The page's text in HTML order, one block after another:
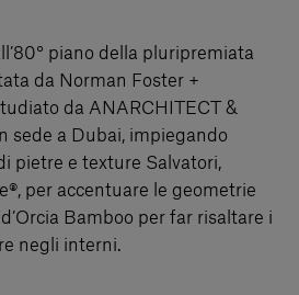
piano della pluripremiata
da Norman Foster +
da ANARCHITECT &
sede a Dubai, impiegando
pietre e texture Salvatori,
per accentuare le geometrie
Bamboo per far risaltare i
negli interni.